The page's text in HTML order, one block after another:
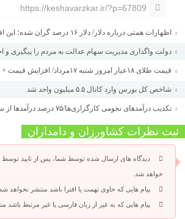
https://keshavarzkar.ir/?p=67809
اظهارات همتی درباره دلار/ دلار ۱۶ درصد گران شده؛ این افزایش طبیعی است
دولت واگذاری مدیریت سهام عدالت به مردم را پیگیری و
قیمت طلای ۱۸عیار امروز شنبه ۱۷مرداد/ افزایش قیمت + جدول و جزئیات
شاخص کل بورس وارد کانال ۵.۵ میلیون واحد شد
تکذیب درآمدهای نجومی کارگزاری‌ها/۷۵ درصد درآمدها از سرمایه‌گذاری بوده
ثبت نظرات کشاورزان و دامداران
دیدگاه های ارسال شده توسط شما، پس از تایید توسط
خواهد شد.
پیام هایی که حاوی تهمت یا افترا باشد منتشر نخواهد شد.
پیام هایی که به غیر از زبان فارسی یا غیر مرتبط باشد